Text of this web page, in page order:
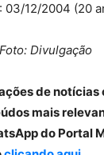
: 03/12/2004 (20
Foto: Divulgação
de notícias
mais
do Portal